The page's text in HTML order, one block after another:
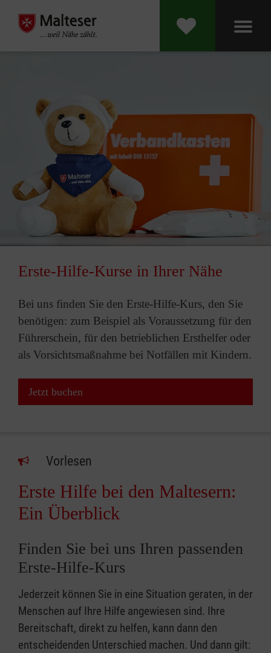
Erste-Hilfe-Kurse in Ihrer Nähe
Bei uns finden Sie den Erste-Hilfe-Kurs, den Sie
benötigen: zum Beispiel als Voraussetzung für den
Führerschein, für den betrieblichen Ersthelfer oder
als Vorsichtsmaßnahme bei Notfällen mit Kindern.
Jetzt buchen
Vorlesen
Erste Hilfe bei den Maltesern:
Ein Überblick
Finden Sie bei uns Ihren passenden
Erste-Hilfe-Kurs
Jederzeit können Sie in eine Situation geraten, in der
Menschen auf Ihre Hilfe angewiesen sind. Ihre
Bereitschaft, direkt zu helfen, kann dann den
entscheidenden Unterschied machen. Und dann gilt: